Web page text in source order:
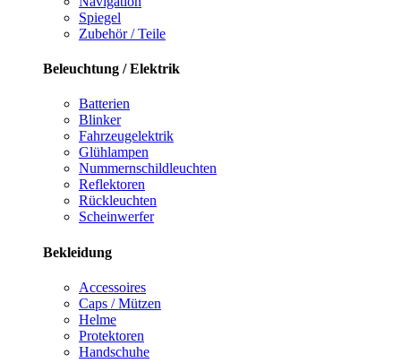
Spiegel
Zubehör / Teile
Beleuchtung / Elektrik
Batterien
Blinker
Fahrzeugelektrik
Glühlampen
Nummernschildleuchten
Reflektoren
Rückleuchten
Scheinwerfer
Bekleidung
Accessoires
Caps / Mützen
Helme
Protektoren
Handschuhe